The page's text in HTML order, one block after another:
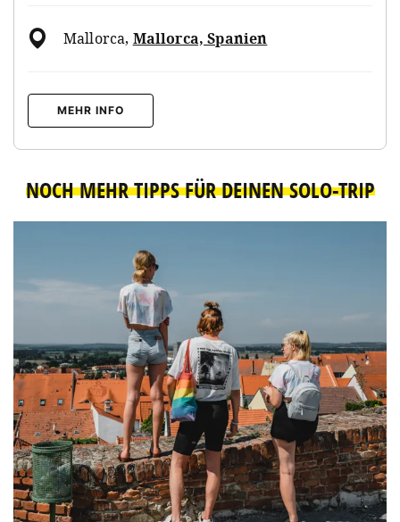
Mallorca, Mallorca, Spanien
MEHR INFO
NOCH MEHR TIPPS FÜR DEINEN SOLO-TRIP